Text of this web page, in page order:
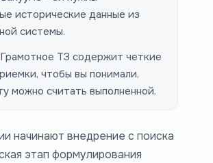
исторические данные из
системы.
ТЗ содержит четкие
чтобы вы понимали,
можно считать выполненной.
начинают внедрение с поиска
этап формулирования